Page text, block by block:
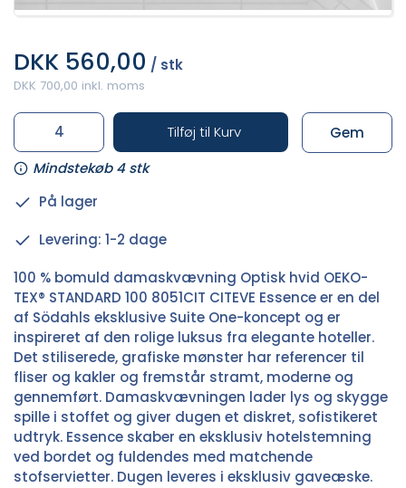
DKK 560,00 / stk
DKK 700,00 inkl. moms
Tilføj til Kurv
Mindstekøb 4 stk
Gem
På lager
Levering: 1-2 dage
100 % bomuld damaskvævning Optisk hvid OEKO-
TEX® STANDARD 100 8051CIT CITEVE Essence er en del
af Södahls eksklusive Suite One-koncept og er
inspireret af den rolige luksus fra elegante hoteller.
Det stiliserede, grafiske mønster har referencer til
fliser og kakler og fremstår stramt, moderne og
gennemført. Damaskvævningen lader lys og skygge
spille i stoffet og giver dugen et diskret, sofistikeret
udtryk. Essence skaber en eksklusiv hotelstemning
ved bordet og fuldendes med matchende
stofservietter. Dugen leveres i eksklusiv gaveæske.